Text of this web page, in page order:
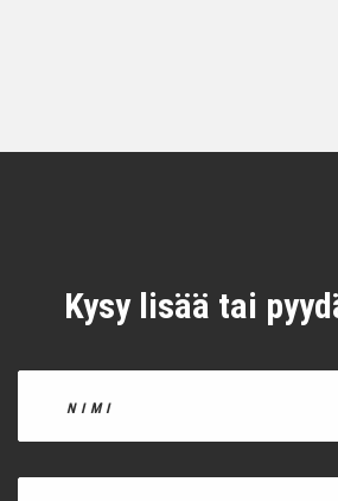
Kysy lisää tai